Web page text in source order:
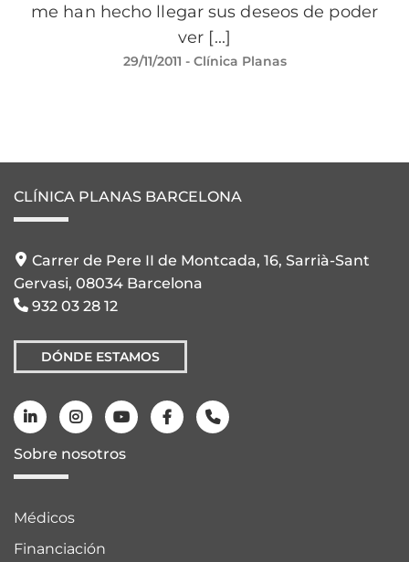
me han hecho llegar sus deseos de poder
ver [...]
29/11/2011 - Clínica Planas
CLÍNICA PLANAS BARCELONA
Carrer de Pere II de Montcada, 16, Sarrià-Sant
Gervasi, 08034 Barcelona
932 03 28 12
DÓNDE ESTAMOS
Sobre nosotros
Médicos
Financiación